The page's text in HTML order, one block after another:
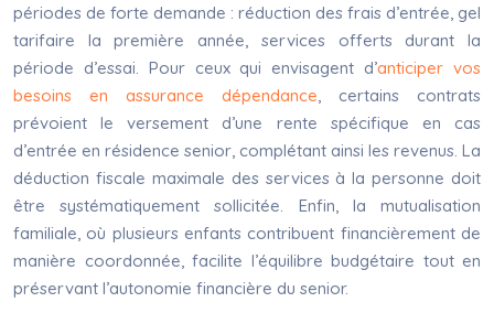
périodes de forte demande : réduction des frais d’entrée, gel
tarifaire la première année, services offerts durant la
période d’essai. Pour ceux qui envisagent d’anticiper vos
besoins en assurance dépendance , certains contrats
prévoient le versement d’une rente spécifique en cas
d’entrée en résidence senior, complétant ainsi les revenus. La
déduction fiscale maximale des services à la personne doit
être systématiquement sollicitée. Enfin, la mutualisation
familiale, où plusieurs enfants contribuent financièrement de
manière coordonnée, facilite l’équilibre budgétaire tout en
préservant l’autonomie financière du senior.